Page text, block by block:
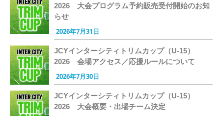
2026 大会プログラム予約販売受付開始のお知
らせ
2026年7月31日
JCYインターシティトリムカップ（U-15）
2026 会場アクセス／応援ルールについて
2026年7月30日
JCYインターシティトリムカップ（U-15）
2026 大会概要・出場チーム決定